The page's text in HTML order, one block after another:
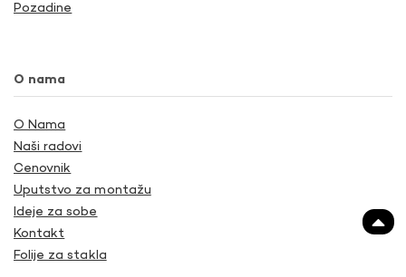
Pozadine
O nama
O Nama
Naši radovi
Cenovnik
Uputstvo za montažu
Ideje za sobe
Kontakt
Folije za stakla